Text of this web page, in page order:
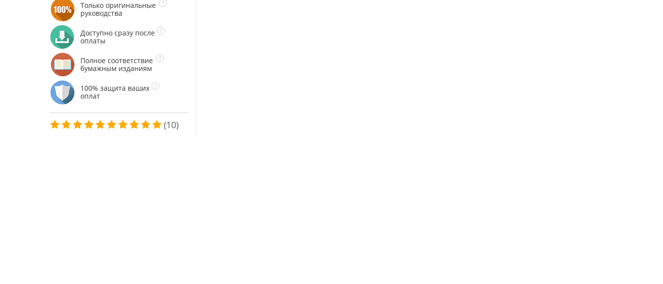
Только оригинальные
руководства
Доступно сразу после
оплаты
Полное соответствие
бумажным изданиям
100% защита ваших
оплат
(10)